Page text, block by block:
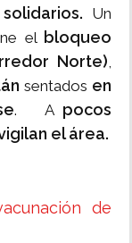
Un
el bloqueo
Norte),
sentados en
. A pocos
el área.
de